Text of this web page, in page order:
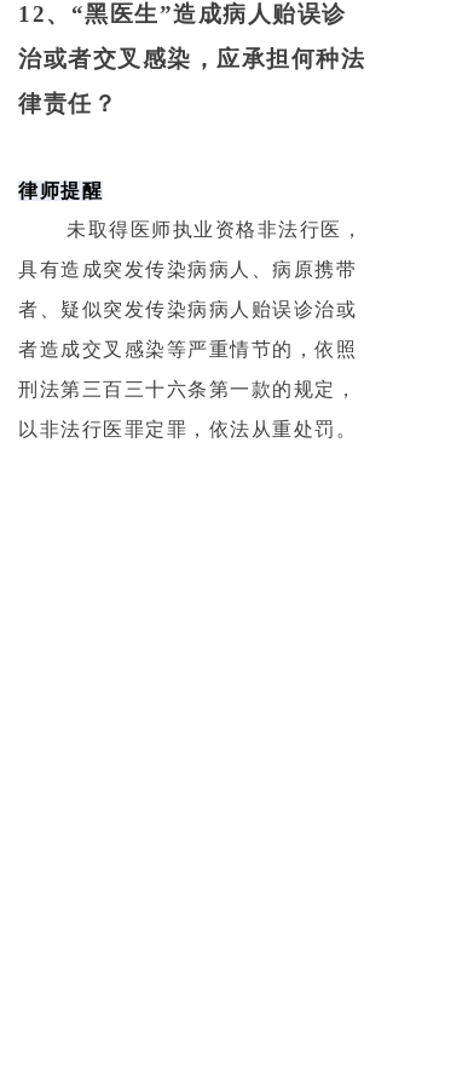
12、“黑医生”造成病人贻误诊
治或者交叉感染，应承担何种法
律责任？
律师提醒
未取得医师执业资格非法行医，
具有造成突发传染病病人、病原携带
者、疑似突发传染病病人贻误诊治或
者造成交叉感染等严重情节的，依照
刑法第三百三十六条第一款的规定，
以非法行医罪定罪，依法从重处罚。